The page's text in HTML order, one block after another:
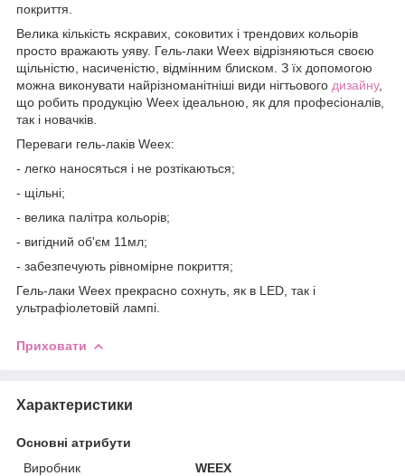
покриття.
Велика кількість яскравих, соковитих і трендових кольорів
просто вражають уяву. Гель-лаки Weex відрізняються своєю
щільністю, насиченістю, відмінним блиском. З їх допомогою
можна виконувати найрізноманітніші види нігтьового дизайну,
що робить продукцію Weex ідеальною, як для професіоналів,
так і новачків.
Переваги гель-лаків Weex:
- легко наносяться і не розтікаються;
- щільні;
- велика палітра кольорів;
- вигідний об'єм 11мл;
- забезпечують рівномірне покриття;
Гель-лаки Weex прекрасно сохнуть, як в LED, так і
ультрафіолетовій лампі.
Приховати
Характеристики
Основні атрибути
Виробник
WEEX